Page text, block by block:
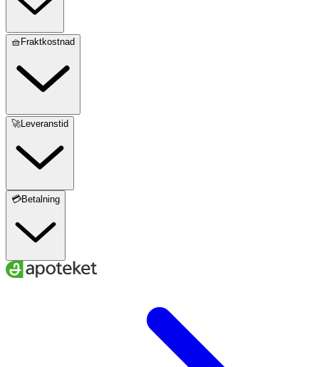
🧺Fraktkostnad
🚀Leveranstid
💳Betalning